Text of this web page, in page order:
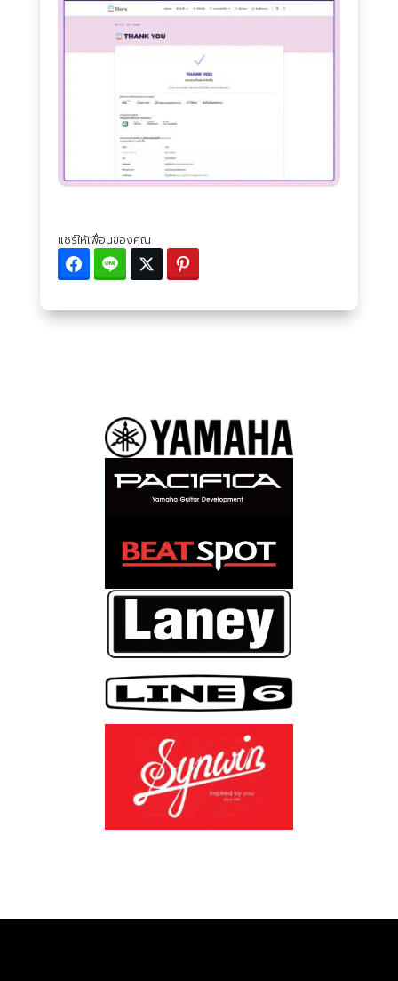
แชร์ให้เพื่อนของคุณ
Facebook
Line Twitter